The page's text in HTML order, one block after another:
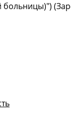
больницы)")